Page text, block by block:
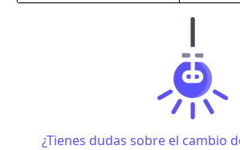
¿Tienes dudas sobre el cambio